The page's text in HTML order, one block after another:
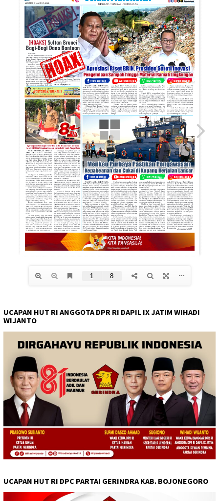
UCAPAN HUT RI ANGGOTA DPR RI DAPIL IX JATIM WIHADI
WIJANTO
UCAPAN HUT RI DPC PARTAI GERINDRA KAB. BOJONEGORO